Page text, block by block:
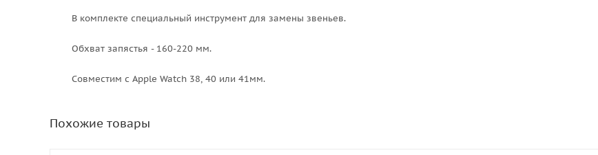
В комплекте специальный инструмент для замены звеньев.
Обхват запястья - 160-220 мм.
Совместим с Apple Watch 38, 40 или 41мм.
Похожие товары